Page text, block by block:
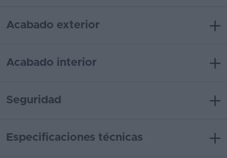
Acabado exterior
Acabado interior
Seguridad
Especificaciones técnicas